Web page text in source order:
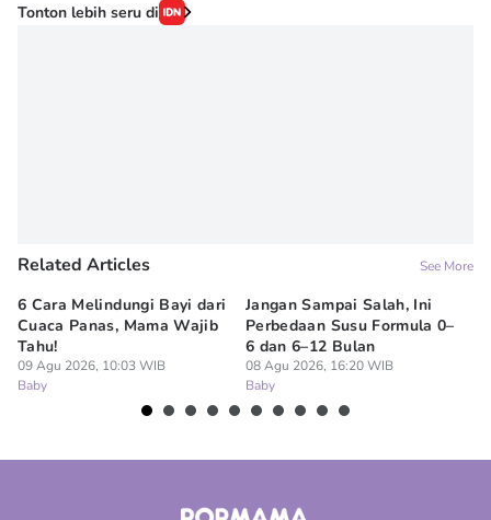
Tonton lebih seru di
Related Articles See More
6 Cara Melindungi Bayi dari
Cuaca Panas, Mama Wajib
Tahu!
09 Agu 2026, 10:03 WIB
Baby
Jangan Sampai Salah, Ini
Perbedaan Susu Formula 0–
6 dan 6–12 Bulan
08 Agu 2026, 16:20 WIB
Baby